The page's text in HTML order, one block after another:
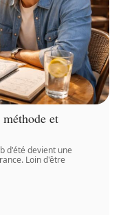
et
d'été devient une
Loin d'être